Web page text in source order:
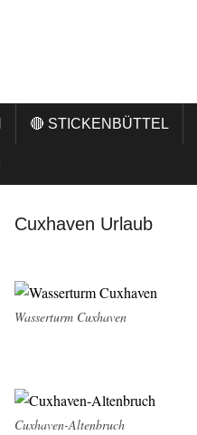
🔴 STICKENBÜTTEL
Cuxhaven Urlaub
Wasserturm Cuxhaven
Cuxhaven-Altenbruch